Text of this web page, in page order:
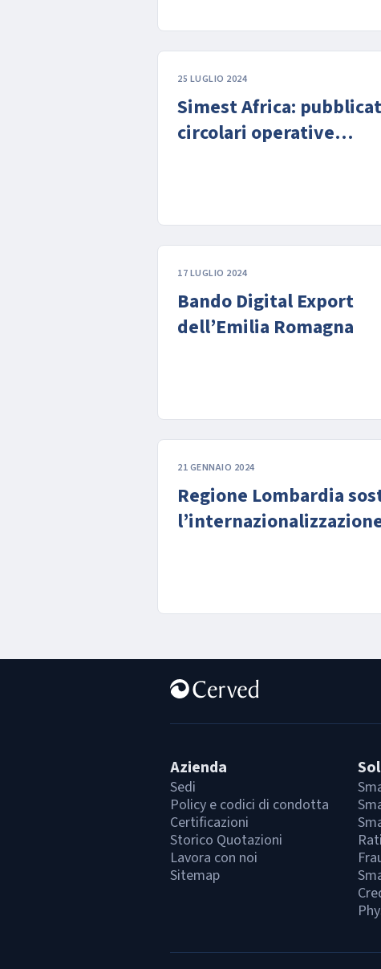
25 LUGLIO 2024
Simest Africa:
circolari operative
17 LUGLIO 2024
Bando Digital Export
dell’Emilia Romagna
21 GENNAIO 2024
Regione Lombardia
Azienda
Sedi
Policy e codici di condotta
Certificazioni
Storico Quotazioni
Lavora con noi
Sitemap